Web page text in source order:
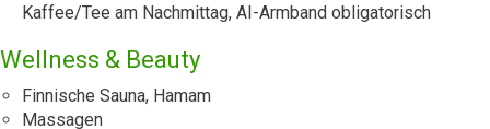
Kaffee/Tee am Nachmittag, AI-Armband obligatorisch
Wellness & Beauty
Finnische Sauna, Hamam
Massagen